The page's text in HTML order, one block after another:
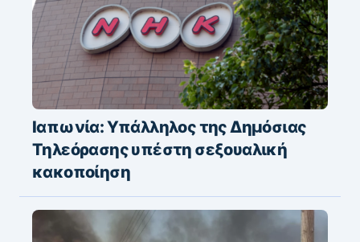
Ιαπωνία: Υπάλληλος της Δημόσιας
Τηλεόρασης υπέστη σεξουαλική
κακοποίηση